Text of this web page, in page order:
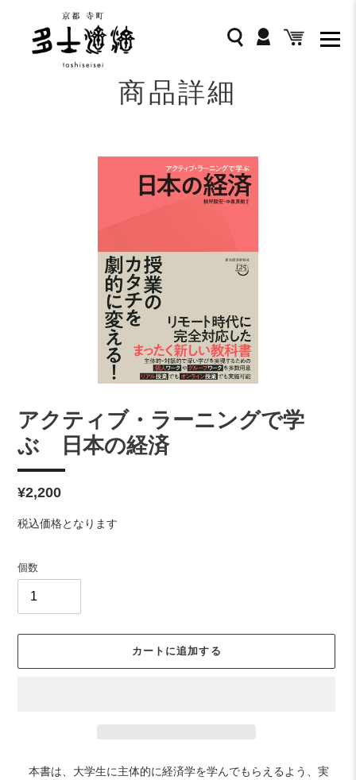
検索 ログインカート
商品詳細
アクティブ・ラーニングで学
ぶ 日本の経済
通
価
¥2,200
税込価格となります
個数
カートに追加する
本書は、大学生に主体的に経済学を学んでもらえるよう、実